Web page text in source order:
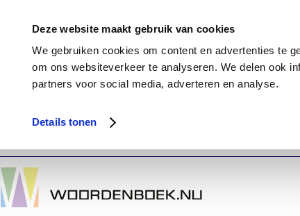
Deze website maakt gebruik van cookies
We gebruiken cookies om content en advertenties te
om ons websiteverkeer te analyseren. We delen ook
partners voor social media, adverteren en analyse.
Details tonen